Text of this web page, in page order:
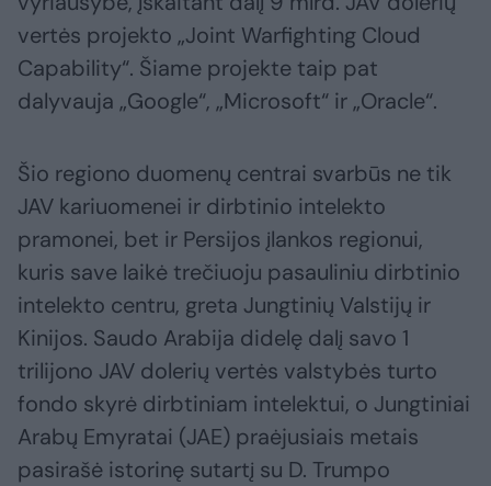
vertės projekto „Joint Warfighting Cloud
Capability“. Šiame projekte taip pat
dalyvauja „Google“, „Microsoft“ ir „Oracle“.
Šio regiono duomenų centrai svarbūs ne tik
JAV kariuomenei ir dirbtinio intelekto
pramonei, bet ir Persijos įlankos regionui,
kuris save laikė trečiuoju pasauliniu dirbtinio
intelekto centru, greta Jungtinių Valstijų ir
Kinijos. Saudo Arabija didelę dalį savo 1
trilijono JAV dolerių vertės valstybės turto
fondo skyrė dirbtiniam intelektui, o Jungtiniai
Arabų Emyratai (JAE) praėjusiais metais
pasirašė istorinę sutartį su D. Trumpo